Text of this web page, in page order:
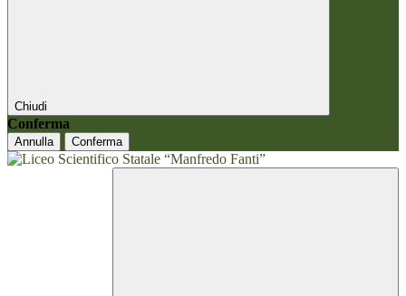
Chiudi
Conferma
Annulla Conferma